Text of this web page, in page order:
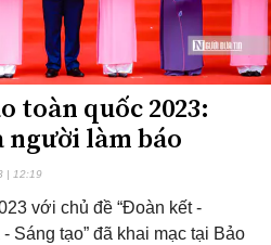
toàn quốc 2023:
người làm báo
| 12:19
với chủ đề “Đoàn kết -
Sáng tạo” đã khai mạc tại Bảo